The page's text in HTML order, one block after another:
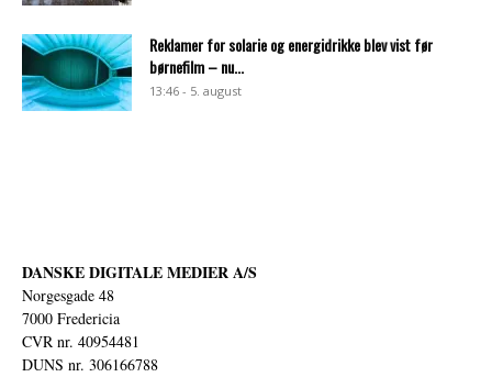
Reklamer for solarie og energidrikke blev vist før
børnefilm – nu...
13:46 - 5. august
DANSKE DIGITALE MEDIER A/S
Norgesgade 48
7000 Fredericia
CVR nr. 40954481
DUNS nr. 306166788